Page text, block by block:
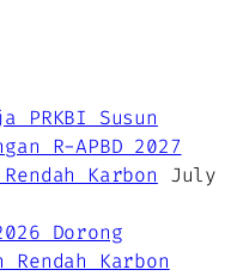
PRKBI Susun
R-APBD 2027
Karbon
July
Dorong
Rendah Karbon